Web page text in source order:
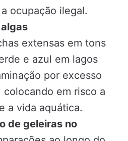
ocupação ilegal.
extensas em tons
e azul em lagos
por excesso
em risco a
a vida aquática.
de geleiras no